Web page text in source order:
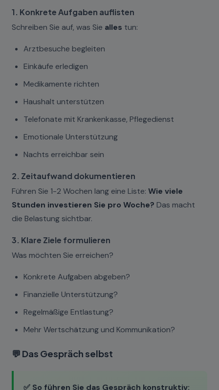
1. Konkrete Aufgaben auflisten
Schreiben Sie auf, was Sie alles tun:
Arztbesuche begleiten
Einkäufe erledigen
Medikamente richten
Haushalt unterstützen
Telefonate mit Krankenkasse, Pflegedienst
Emotionale Unterstützung
Nachts erreichbar sein
2. Zeitaufwand dokumentieren
Führen Sie 1-2 Wochen lang eine Liste: Wie viele
Stunden investieren Sie pro Woche? Das macht
die Belastung sichtbar.
3. Klare Ziele formulieren
Was möchten Sie erreichen?
Konkrete Aufgaben abgeben?
Finanzielle Unterstützung?
Regelmäßige Entlastung?
Mehr Wertschätzung und Kommunikation?
💬 Das Gespräch selbst
✅ So führen Sie das Gespräch konstruktiv: